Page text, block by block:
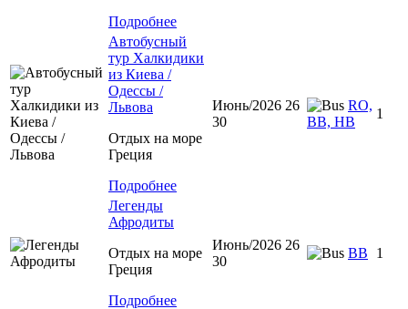
Подробнее
Автобусный
тур Халкидики
из Киева /
Одессы /
Львова
Отдых на море
Греция
Подробнее
Июнь/2026 26
30
RO,
BB, HB
1
Легенды
Афродиты
Отдых на море
Греция
Подробнее
Июнь/2026 26
30
ВВ 1